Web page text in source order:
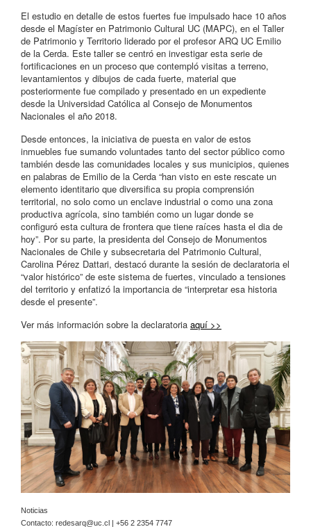
El estudio en detalle de estos fuertes fue impulsado hace 10 años
desde el Magíster en Patrimonio Cultural UC (MAPC), en el Taller
de Patrimonio y Territorio liderado por el profesor ARQ UC Emilio
de la Cerda. Este taller se centró en investigar esta serie de
fortificaciones en un proceso que contempló visitas a terreno,
levantamientos y dibujos de cada fuerte, material que
posteriormente fue compilado y presentado en un expediente
desde la Universidad Católica al Consejo de Monumentos
Nacionales el año 2018.
Desde entonces, la iniciativa de puesta en valor de estos
inmuebles fue sumando voluntades tanto del sector público como
también desde las comunidades locales y sus municipios, quienes
en palabras de Emilio de la Cerda “han visto en este rescate un
elemento identitario que diversifica su propia comprensión
territorial, no solo como un enclave industrial o como una zona
productiva agrícola, sino también como un lugar donde se
configuró esta cultura de frontera que tiene raíces hasta el dia de
hoy”. Por su parte, la presidenta del Consejo de Monumentos
Nacionales de Chile y subsecretaria del Patrimonio Cultural,
Carolina Pérez Dattari, destacó durante la sesión de declaratoria el
“valor histórico” de este sistema de fuertes, vinculado a tensiones
del territorio y enfatizó la importancia de “interpretar esa historia
desde el presente”.
Ver más información sobre la declaratoria aquí >>
Noticias
Contacto: redesarq@uc.cl | +56 2 2354 7747